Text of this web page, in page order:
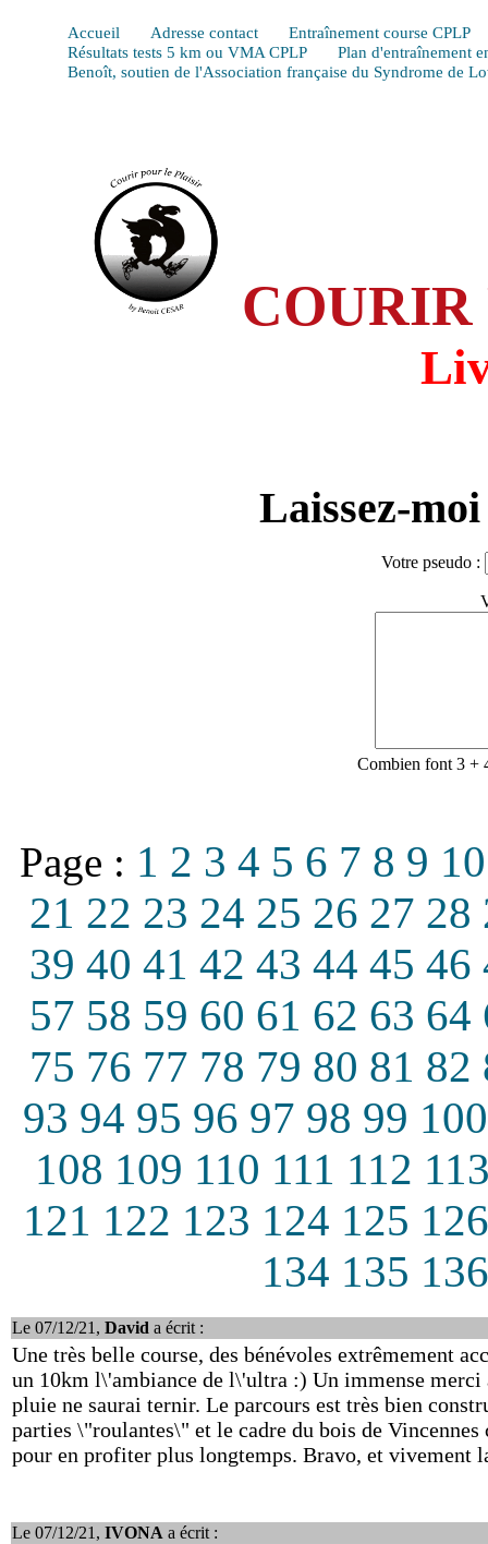
Accueil Adresse contact
Entraînement course CPLP
Résultats tests 5 km ou VMA CPLP
Plan d'entraînement
Benoît, soutien de l'Association française du Syndrome de
Laissez-
Votre pseudo :
Combien font 3 +
Page : 1 2 3 4 5 6 7 8 9 10
21 22 23 24 25 26 27 28
39 40 41 42 43 44 45 46
57 58 59 60 61 62 63 64
75 76 77 78 79 80 81 82
93 94 95 96 97 98 99 100
108 109 110 111 112
121 122 123 124 125 126
134 135 136
Le 07/12/21, David a écrit :
Une très belle course, des bénévoles extrêmement
un 10km l\'ambiance de l\'ultra :) Un immense
pluie ne saurai ternir. Le parcours est très bien
parties \"roulantes\" et le cadre du bois de
pour en profiter plus longtemps. Bravo, et vivement
Le 07/12/21, IVONA a écrit :